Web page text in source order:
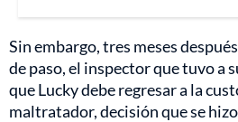
Sin embargo, tres meses
de paso, el inspector que tuvo a
que Lucky debe regresar a la
maltratador, decisión que se